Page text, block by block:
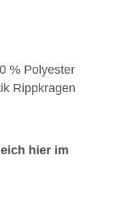
% Polyester
Rippkragen
hier im